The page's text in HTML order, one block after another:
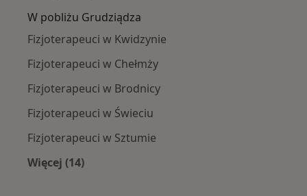
W pobliżu Grudziądza
Fizjoterapeuci w Kwidzynie
Fizjoterapeuci w Chełmży
Fizjoterapeuci w Brodnicy
Fizjoterapeuci w Świeciu
Fizjoterapeuci w Sztumie
Więcej (14)